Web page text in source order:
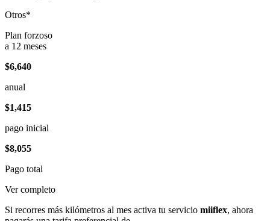
Otros*
Plan forzoso
a 12 meses
$6,640
anual
$1,415
pago inicial
$8,055
Pago total
Ver completo
Si recorres más kilómetros al mes activa tu servicio miiflex, ahora